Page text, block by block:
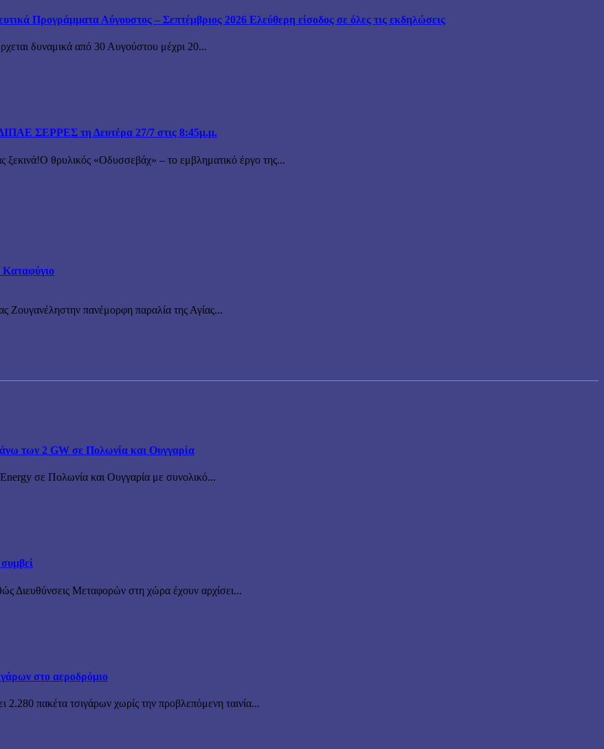
Προγράμματα Αύγουστος – Σεπτέμβριος 2026 Ελεύθερη είσοδος σε όλες τις εκδηλώσεις
δυναμικά από 30 Αυγούστου μέχρι 20...
ΣΕΡΡΕΣ τη Δευτέρα 27/7 στις 8:45μ.μ.
θρυλικός «Οδυσσεβάχ» – το εμβληματικό έργο της...
Καταφύγιο
Ζουγανέληστην πανέμορφη παραλία της Αγίας...
των 2 GW σε Πολωνία και Ουγγαρία
σε Πολωνία και Ουγγαρία με συνολικό...
Διευθύνσεις Μεταφορών στη χώρα έχουν αρχίσει...
στο αεροδρόμιο
πακέτα τσιγάρων χωρίς την προβλεπόμενη ταινία...